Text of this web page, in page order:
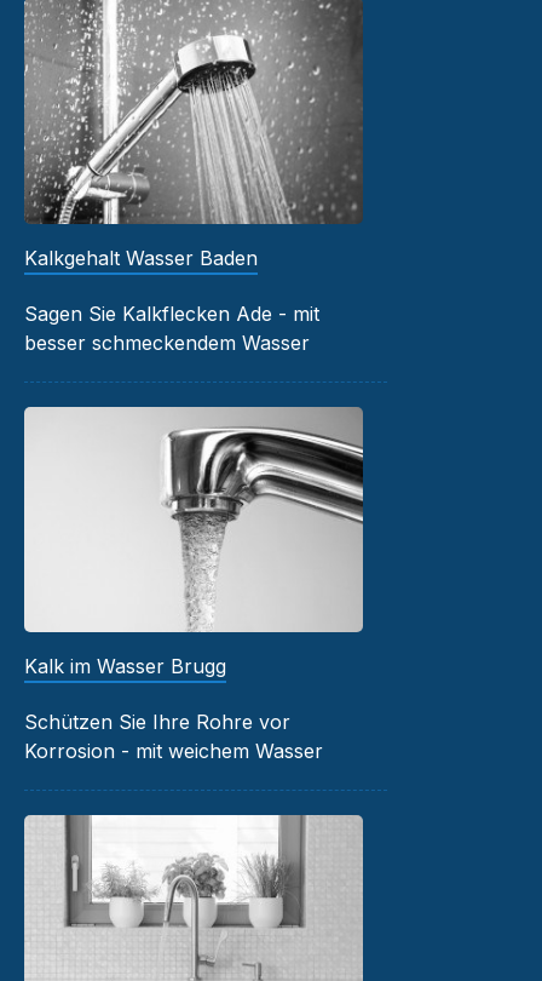
Kalkgehalt Wasser Baden
Sagen Sie Kalkflecken Ade - mit
besser schmeckendem Wasser
Kalk im Wasser Brugg
Schützen Sie Ihre Rohre vor
Korrosion - mit weichem Wasser